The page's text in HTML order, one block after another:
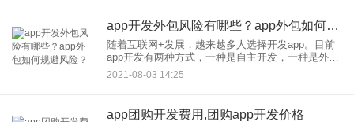
app开发外包风险有哪些？app外包如何规避风险？
随着互联网+发展，越来越多人选择开发app。目前
app开发有两种方式，一种是自主开发，一种是外包
定制。很多人没有开发技术，一般选择外包开发居
多。外包app开发能够让我们以更低的价格获得更高
2021-08-03 14:25
app团购开发费用,团购app开发价格